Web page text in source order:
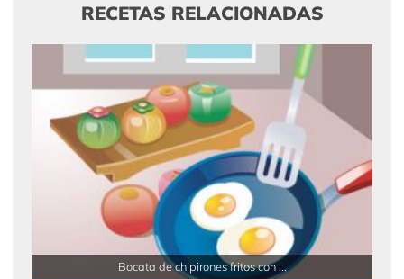
RECETAS RELACIONADAS
Bocata de chipirones fritos con ...